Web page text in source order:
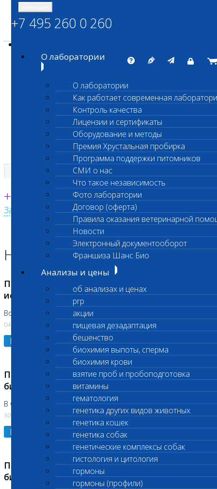
ШАНС БИО
Независимая ветеринарная лаборатория
Единая круглосуточная справочная
+7 495 260 0 260
Заказать звонок с сайта
+7 495 260 0 260
О лаборатории
О лаборатории
Как работает современная
Контроль качества
Лицензии и сертификаты
Оборудование и методы
Премия Хрустальная пробирка
Программа поддержки питомников
СМИ о нас
Что такое независимость
Фото лаборатории
Договор (оферта)
Правила оказания ветеринарной
Новости
Электронный документооборот
Франшиза Шанс Био
Анализы и цены
об анализах и ценах
prp
акции
пищевая дезадаптация
бешенство
биохимия выпоты, сперма
биохимия крови
взятие проб и пробоподготовка
витамины
гематология
генетика других видов животных
генетика кошек
генетика собак
генетические комплексы собак
гистология и цитология
гормоны
гормоны (профили)
Главная страница
Новости лаборатории
Приостановка срочных биохимических
исследований
Во Владыкино
04.08.2026
Подробнее
Приостановлено выполнение срочных
биохимических исследований
В Сколково. Код (123,309,310)
30.07.2026
Подробнее
Приостановлено выполнение срочных
биохимических исследований